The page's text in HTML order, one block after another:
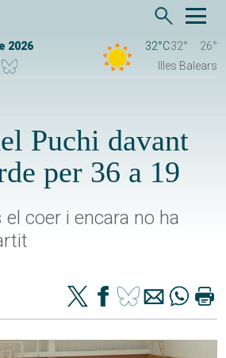
2026 32°C32°
26°
Illes Balears
Puchi davant
per 36 a 19
el coer i encara no ha